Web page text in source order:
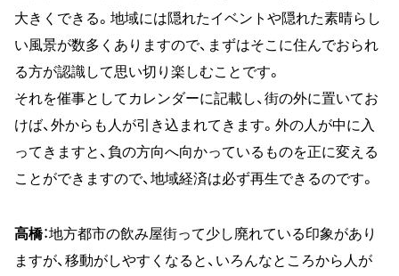
大きくできる。地域には隠れたイベントや隠れた素晴らし
い風景が数多くありますので、まずはそこに住んでおられ
る方が認識して思い切り楽しむことです。
それを催事としてカレンダーに記載し、街の外に置いてお
けば、外からも人が引き込まれてきます。外の人が中に入
ってきますと、負の方向へ向かっているものを正に変える
ことができますので、地域経済は必ず再生できるのです。
高橋：地方都市の飲み屋街って少し廃れている印象があり
ますが、移動がしやすくなると、いろんなところから人が